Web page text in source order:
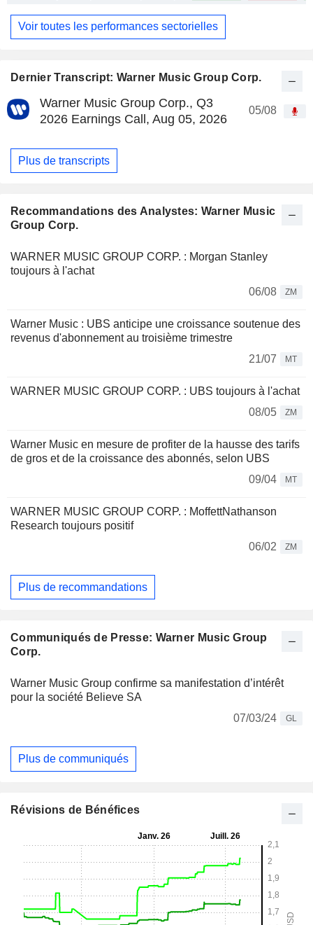
Dernier Transcript: Warner Music Group Corp.
Warner Music Group Corp., Q3
2026 Earnings Call, Aug 05, 2026
05/08
Plus de transcripts
Recommandations des Analystes: Warner Music
Group Corp.
WARNER MUSIC GROUP CORP. : Morgan Stanley
toujours à l'achat
06/08
ZM
Warner Music : UBS anticipe une croissance soutenue des
revenus d'abonnement au troisième trimestre
21/07
MT
WARNER MUSIC GROUP CORP. : UBS toujours à l'achat
08/05
ZM
Warner Music en mesure de profiter de la hausse des tarifs
de gros et de la croissance des abonnés, selon UBS
09/04
MT
WARNER MUSIC GROUP CORP. : MoffettNathanson
Research toujours positif
06/02
ZM
Plus de recommandations
Communiqués de Presse: Warner Music Group
Corp.
Warner Music Group confirme sa manifestation d’intérêt
pour la société Believe SA
07/03/24
GL
Plus de communiqués
Voir toutes les performances sectorielles
Révisions de Bénéfices